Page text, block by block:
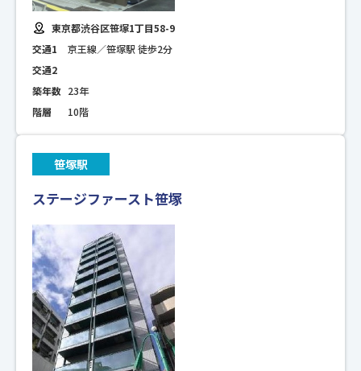
東京都渋谷区笹塚1丁目58-9
交通1
京王線／笹塚駅 徒歩2分
交通2
築年数 23年
階層
10階
笹塚駅
ステージファースト笹塚